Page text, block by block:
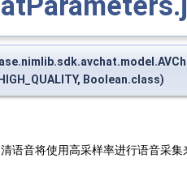
Boolean.class)
语音将使用高采样率进行语音采